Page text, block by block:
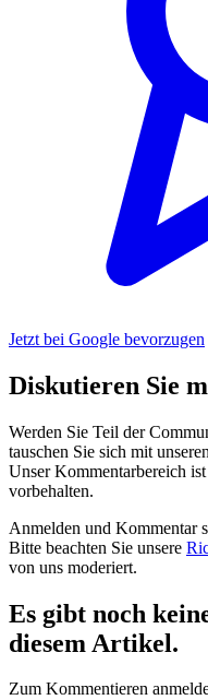
Jetzt bei Google bevorzugen
Diskutieren Sie
Werden Sie Teil der
tauschen Sie sich mit
Unser Kommentarbereich
vorbehalten.
Anmelden und Kommentar
Bitte beachten Sie unsere
von uns moderiert.
Es gibt noch
diesem Artikel.
Zum Kommentieren